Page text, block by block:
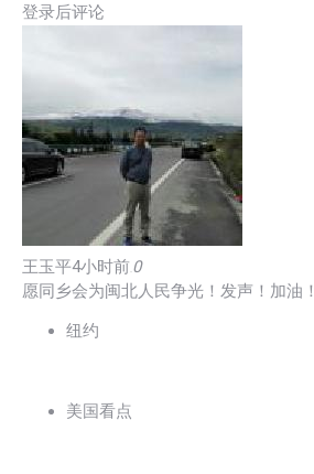
登录后评论
王玉平4小时前0
愿同乡会为闽北人民争光！发声！加油！
纽约
美国看点